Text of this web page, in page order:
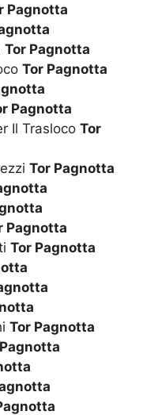
Pagnotta
Tor Pagnotta
Tor Pagnotta
Pagnotta
Il Trasloco Tor
Tor Pagnotta
Pagnotta
Tor Pagnotta
Tor Pagnotta